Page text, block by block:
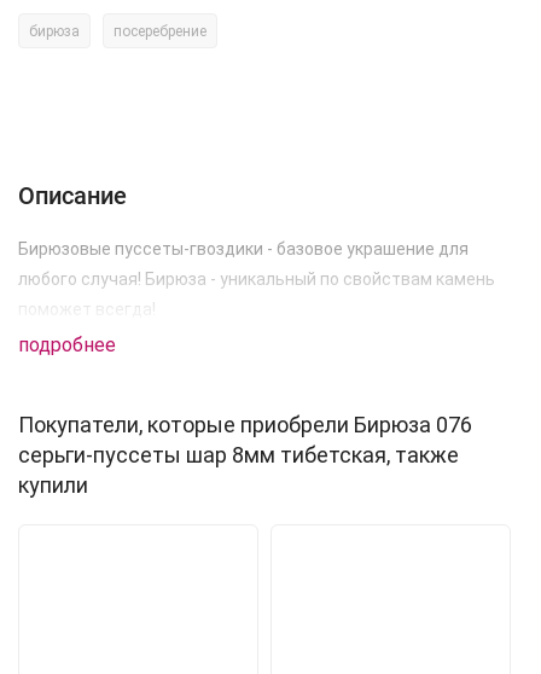
бирюза посеребрение
Описание
Бирюзовые пуссеты-гвоздики - базовое украшение для
любого случая! Бирюза - уникальный по свойствам камень
поможет всегда!
подробнее
Покупатели, которые приобрели Бирюза 076
серьги-пуссеты шар 8мм тибетская, также
купили